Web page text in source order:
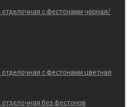
отделочная с фестонами черная/
отделочная с фестонами цветная
отделочная без фестонов